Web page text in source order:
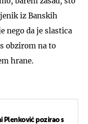
iz Banskih
nego da je slastica
obzirom na to
hrane.
Plenković pozirao s